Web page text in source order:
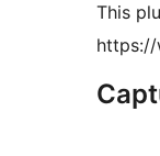
This
https://